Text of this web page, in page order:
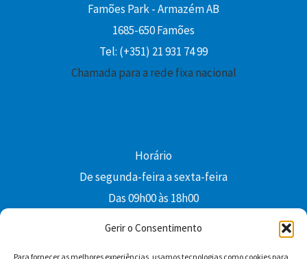
Gerir o Consentimento
Para fornecer as melhores experiências, usamos tecnologias como cookies para
Famões Park - Armazém AB
1685-650 Famões
Tel: (+351) 21 931 74 99
Chamada para a rede fixa nacional
Horário
De segunda-feira a sexta-feira
Das 09h00 às 18h00